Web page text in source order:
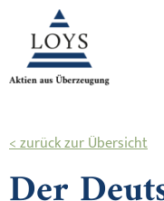
< zurück zur Übersicht